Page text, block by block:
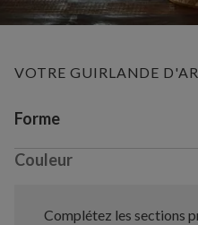
VOTRE GUIRLANDE
Variant selection
Forme
Couleur
Complétez les sections